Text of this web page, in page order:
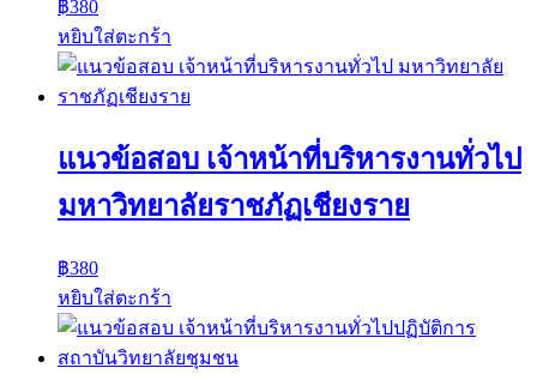
฿380
หยิบใส่ตะกร้า
แนวข้อสอบ เจ้าหน้าที่บริหารงานทั่วไป
มหาวิทยาลัยราชภัฏเชียงราย
฿380
หยิบใส่ตะกร้า